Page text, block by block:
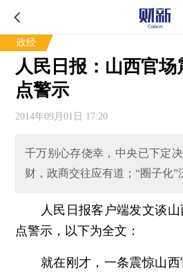
政经
人民日报：山西官
点警示
2014年09月01日 17:20
千万别心存侥幸，中央已下定
财，政商交往应有道；“圈子化
人民日报客户端发文谈山
点警示，以下为全文：
就在刚才，一条震惊山西